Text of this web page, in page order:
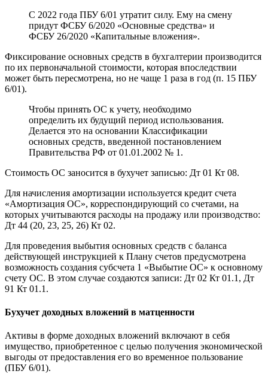
С 2022 года ПБУ 6/01 утратит силу. Ему на смену
придут ФСБУ 6/2020 «Основные средства» и
ФСБУ 26/2020 «Капитальные вложения».
Фиксирование основных средств в бухгалтерии производится
по их первоначальной стоимости, которая впоследствии
может быть пересмотрена, но не чаще 1 раза в год (п. 15 ПБУ
6/01).
Чтобы принять ОС к учету, необходимо
определить их будущий период использования.
Делается это на основании Классификации
основных средств, введенной постановлением
Правительства РФ от 01.01.2002 № 1.
Стоимость ОС заносится в бухучет записью: Дт 01 Кт 08.
Для начисления амортизации используется кредит счета
«Амортизация ОС», корреспондирующий со счетами, на
которых учитываются расходы на продажу или производство:
Дт 44 (20, 23, 25, 26) Кт 02.
Для проведения выбытия основных средств с баланса
действующей инструкцией к Плану счетов предусмотрена
возможность создания субсчета 1 «Выбытие ОС» к основному
счету ОС. В этом случае создаются записи: Дт 02 Кт 01.1, Дт
91 Кт 01.1.
Бухучет доходных вложений в матценности
Активы в форме доходных вложений включают в себя
имущество, приобретенное с целью получения экономической
выгоды от предоставления его во временное пользование
(ПБУ 6/01).